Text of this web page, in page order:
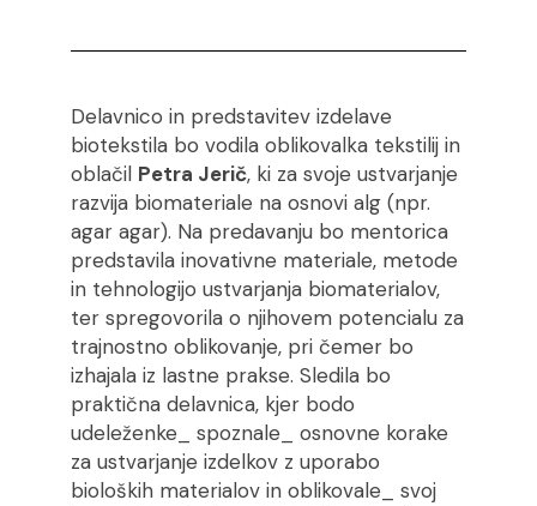
Delavnico in predstavitev izdelave
biotekstila bo vodila oblikovalka tekstilij in
oblačil Petra Jerič, ki za svoje ustvarjanje
razvija biomateriale na osnovi alg (npr.
agar agar). Na predavanju bo mentorica
predstavila inovativne materiale, metode
in tehnologijo ustvarjanja biomaterialov,
ter spregovorila o njihovem potencialu za
trajnostno oblikovanje, pri čemer bo
izhajala iz lastne prakse. Sledila bo
praktična delavnica, kjer bodo
udeleženke_ spoznale_ osnovne korake
za ustvarjanje izdelkov z uporabo
bioloških materialov in oblikovale_ svoj